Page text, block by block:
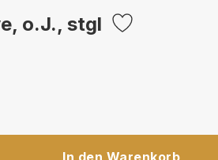
o.J., stgl
In den Warenkorb